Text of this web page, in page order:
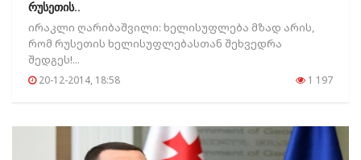
რუსეთის..
ირაკლი ღარიბაშვილი: ხელისუფლება მზად არის,
რომ რუსეთის ხელისუფლებასთან შეხვედრა
შედგეს!...
20-12-2014, 18:58 1 197